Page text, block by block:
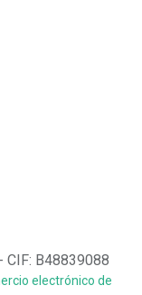
CIF: B48839088
electrónico de